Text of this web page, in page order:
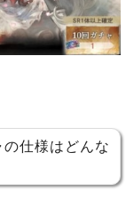
の仕様はどんな